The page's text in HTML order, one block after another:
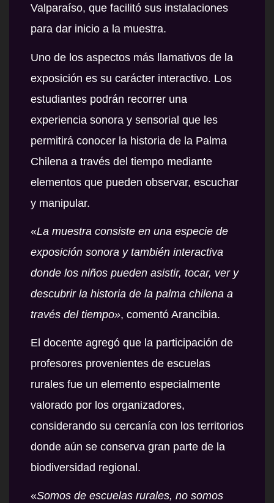
Valparaíso, que facilitó sus instalaciones
para dar inicio a la muestra.
Uno de los aspectos más llamativos de la
exposición es su carácter interactivo. Los
estudiantes podrán recorrer una
experiencia sonora y sensorial que les
permitirá conocer la historia de la Palma
Chilena a través del tiempo mediante
elementos que pueden observar, escuchar
y manipular.
«La muestra consiste en una especie de
exposición sonora y también interactiva
donde los niños pueden asistir, tocar, ver y
descubrir la historia de la palma chilena a
través del tiempo», comentó Arancibia.
El docente agregó que la participación de
profesores provenientes de escuelas
rurales fue un elemento especialmente
valorado por los organizadores,
considerando su cercanía con los territorios
donde aún se conserva gran parte de la
biodiversidad regional.
«Somos de escuelas rurales, no somos